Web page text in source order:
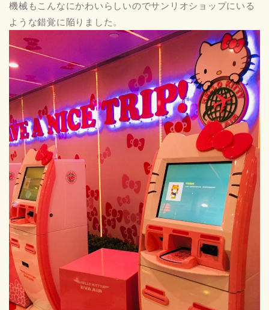
機械もこんなにかわいらしいのでサンリオショップにいる
ような錯覚に陥りました。